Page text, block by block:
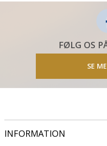
FØLG OS
SE
INFORMATION